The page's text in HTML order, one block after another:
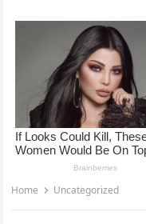
Home Uncategorized